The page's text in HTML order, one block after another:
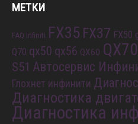
МЕТКИ
FAQ Infiniti FX35 FX37 FX50
Q70 qx50 qx56 QX60 QX70
S51 Автосервис
Глохнет инфинити
Диагностика
Диагностика